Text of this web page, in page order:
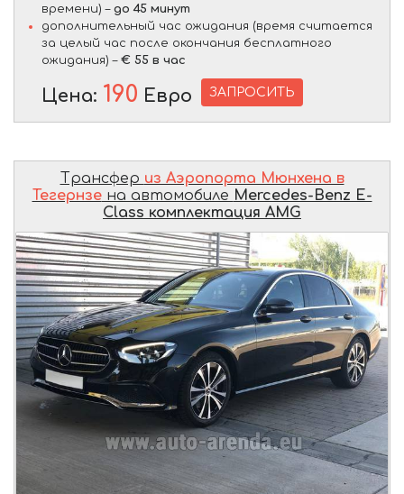
времени) – до 45 минут
дополнительный час ожидания (время считается
за целый час после окончания бесплатного
ожидания) – € 55 в час
Цена: 190 Евро ЗАПРОСИТЬ
Трансфер из Аэропорта Мюнхена в
Тегернзена автомобиле Mercedes-Benz E-
Class комплектация AMG